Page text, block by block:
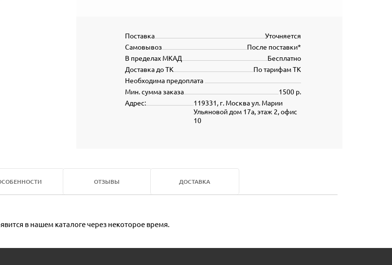
Уточняется
Поставка
После поставки*
Самовывоз
Бесплатно
В пределах МКАД
По тарифам ТК
Доставка до ТК
Необходима предоплата
1500 р.
Мин. сумма заказа
119331, г. Москва ул. Марии
Ульяновой дом 17а, этаж 2, офис
10
Адрес:
ОТЗЫВЫ ДОСТАВКА
в нашем каталоге через некоторое время.